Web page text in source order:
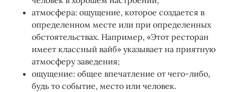
атмосфера: ощущение, которое создается в
определенном месте или при определенных
обстоятельствах. Например, «Этот ресторан
имеет классный вайб» указывает на приятную
атмосферу заведения;
ощущение: общее впечатление от чего-либо,
будь то событие, место или человек.